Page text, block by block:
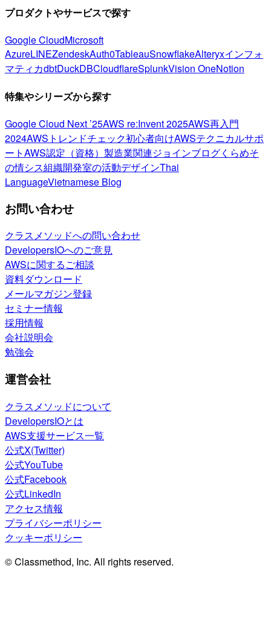
プロダクトやサービスで探す
Google CloudMicrosoft
AzureLINEZendeskAuth0TableauSnowflakeAlteryxインフォ
マティカdbtDuckDBCloudflareSplunkVision OneNotion
特集やシリーズから探す
Google Cloud Next ’25AWS re:Invent 2025AWS再入門
2024AWSトレンドチェック初心者向けAWSテクニカルサポ
ートAWS認定（資格） 製造業関連ジョインブログくらめそ
の情シス組織開発室の活動デザインThai
LanguageVietnamese Blog
お問い合わせ
クラスメソッドへの問い合わせ
DevelopersIOへのご意見
AWSに関するご相談
資料ダウンロード
メールマガジン登録
セミナー情報
採用情報
会社説明会
勉強会
運営会社
クラスメソッドについて
DevelopersIOとは
AWS支援サービス一覧
公式X(Twitter)
公式YouTube
公式Facebook
公式LinkedIn
アクセス情報
プライバシーポリシー
クッキーポリシー
© Classmethod, Inc. All rights reserved.